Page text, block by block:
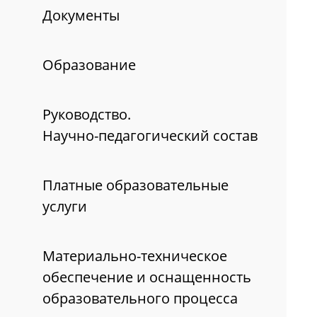
Документы
Образование
Руководство.
Научно-педагогический состав
Платные образовательные
услуги
Материально-техническое
обеспечение и оснащенность
образовательного процесса